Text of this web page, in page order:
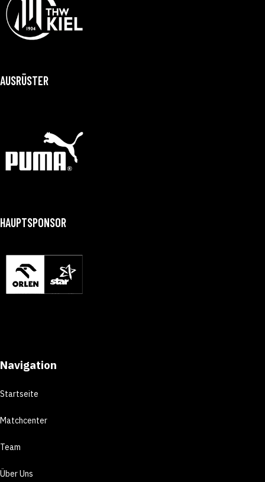
AUSRÜSTER
HAUPTSPONSOR
Navigation
Startseite
Matchcenter
Team
Über Uns